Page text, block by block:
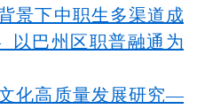
景下中职生多渠道成
巴州区职普融通为
化高质量发展研究—